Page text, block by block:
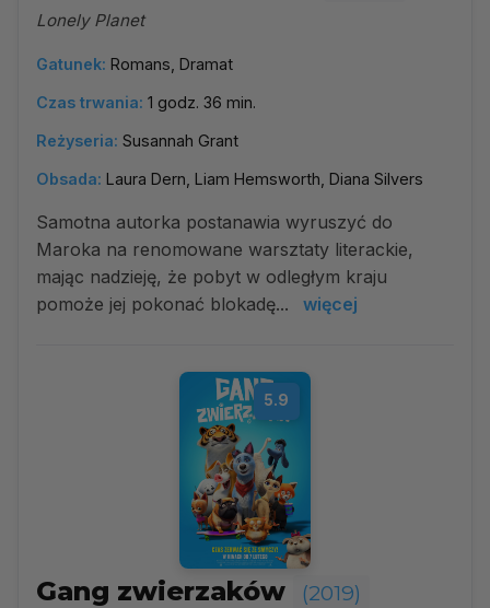
Lonely Planet
Gatunek: Romans, Dramat
Czas trwania: 1 godz. 36 min.
Reżyseria: Susannah Grant
Obsada: Laura Dern, Liam Hemsworth, Diana Silvers
Samotna autorka postanawia wyruszyć do
Maroka na renomowane warsztaty literackie,
mając nadzieję, że pobyt w odległym kraju
pomoże jej pokonać blokadę...
więcej
5.9
Gang zwierzaków (2019)